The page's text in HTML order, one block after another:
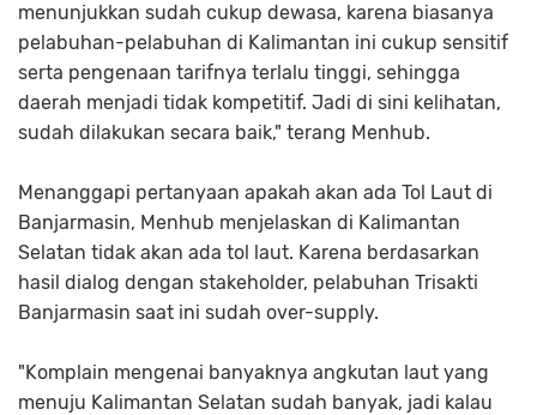
menunjukkan sudah cukup dewasa, karena biasanya
pelabuhan-pelabuhan di Kalimantan ini cukup sensitif
serta pengenaan tarifnya terlalu tinggi, sehingga
daerah menjadi tidak kompetitif. Jadi di sini kelihatan,
sudah dilakukan secara baik," terang Menhub.
Menanggapi pertanyaan apakah akan ada Tol Laut di
Banjarmasin, Menhub menjelaskan di Kalimantan
Selatan tidak akan ada tol laut. Karena berdasarkan
hasil dialog dengan stakeholder, pelabuhan Trisakti
Banjarmasin saat ini sudah over-supply.
"Komplain mengenai banyaknya angkutan laut yang
menuju Kalimantan Selatan sudah banyak, jadi kalau